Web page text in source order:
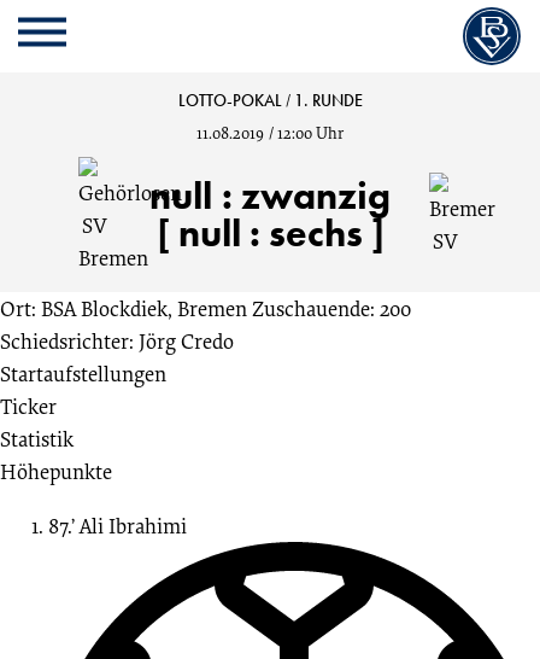
Cookie
Einstellungen
Zum
Inhalt
Cookie
Einstellungen
Kopfbereich
MENU
Gehörlosen
Bremen
vs.
Bremer
SV
0:20
Runde
LOTTO-POKAL / 1. RUNDE
11.08.2019 /12:00 Uhr
null : zwanzig
[ null : sechs ]
Ort: BSA Blockdiek, BremenZuschauende: 200
Schiedsrichter: Jörg Credo
Startaufstellungen
Ticker
Statistik
Höhepunkte
87.’AliIbrahimi